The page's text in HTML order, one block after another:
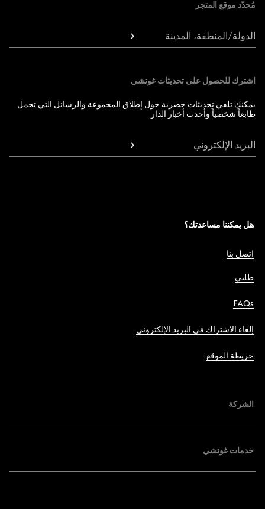
مُحدّد موقع المتجر
الدولة/المنطقة، المدينة
اشترك للحصول على تحديثات غوتشي
يمكنك تلقي تحديثات حصرية حول إطلاق المجموعة والرسائل التي تحمل
طابعاً شخصياً وأحدث أخبار الدار.
البريد الإلكتروني
هل يمكننا مساعدتك؟
اتصل بنا
طلبي
FAQs
إلغاء الاشتراك في البريد الإلكتروني
خريطة الموقع
الشركة
خدمات غوتشي